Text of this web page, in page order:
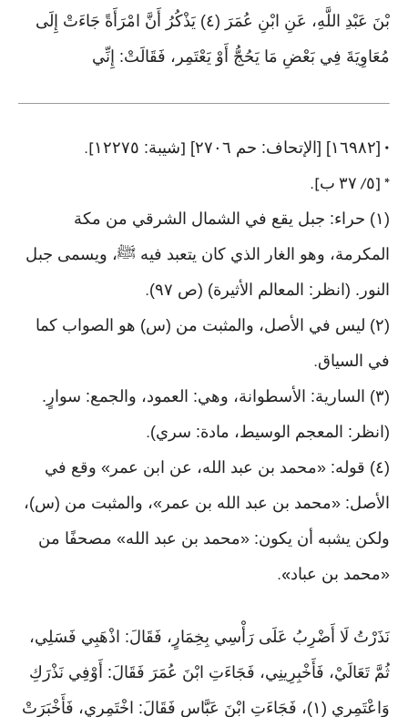
بْنَ عَبْدِ اللَّهِ، عَنِ ابْنِ عُمَرَ (٤) يَذْكُرُ أَنَّ امْرَأَةً جَاءَتْ إِلَى
مُعَاوِيَةَ فِي بَعْضِ مَا يَحُجُّ أَوْ يَعْتَمِر، فَقَالَتْ: إِنِّي
• [١٦٩٨٢] [الإتحاف: حم ٢٧٠٦] [شيبة: ١٢٢٧٥ ].
* [٥/ ٣٧ ب].
(١) حراء: جبل يقع في الشمال الشرقي من مكة
المكرمة، وهو الغار الذي كان يتعبد فيه ﷺ، ويسمى جبل
النور. (انظر: المعالم الأثيرة) (ص ٩٧)
.
(٢) ليس في الأصل، والمثبت من (س) هو الصواب كما
في السياق.
(٣) السارية: الأسطوانة، وهي: العمود، والجمع: سوارٍ.
(انظر: المعجم الوسيط، مادة: سري).
(٤) قوله: «محمد بن عبد الله، عن ابن عمر» وقع في
الأصل: «محمد بن عبد الله بن عمر»، والمثبت من (س)،
ولكن يشبه أن يكون: «محمد بن عبد الله» مصحفًا من
«محمد بن عباد».
نَذَرْتُ لَا أَضْرِبُ عَلَى رَأْسِي بِخِمَارٍ، فَقَالَ: اذْهَبِي فَسَلِي،
ثُمَّ تَعَالَيْ، فَأَخْبِرِينِي، فَجَاءَتِ ابْنَ عُمَرَ فَقَالَ: أَوْفِي نَذْرَكِ
وَاعْتَمِرِي (١)، فَجَاءَتِ ابْنَ عَبَّاسٍ فَقَالَ: اخْتَمِرِي، فَأَخْبَرَتْ